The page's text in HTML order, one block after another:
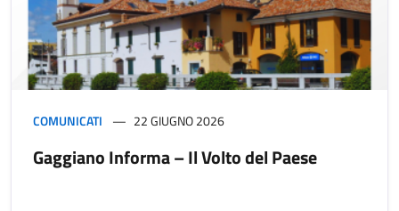
COMUNICATI 22 GIUGNO 2026
Gaggiano Informa – Il Volto del Paese